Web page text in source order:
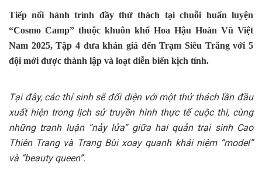
Tiếp nối hành trình đầy thử thách tại chuỗi huấn luyện
“Cosmo Camp” thuộc khuôn khổ Hoa Hậu Hoàn Vũ Việt
Nam 2025, Tập 4 đưa khán giả đến Trạm Siêu Trăng với 5
đội mới được thành lập và loạt diễn biến kịch tính.
Tại đây, các thí sinh sẽ đối diện với một thử thách lần đầu
xuất hiện trong lịch sử truyền hình thực tế cuộc thi, cùng
những tranh luận “nảy lửa” giữa hai quản trại sinh Cao
Thiên Trang và Trang Bùi xoay quanh khái niệm “model”
và “beauty queen”.